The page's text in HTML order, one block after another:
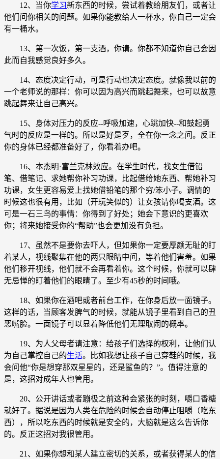
12、当你学习新东西的时候，尝试着教给朋友们，或者让
他们问你相关的问题。如果你能教给人一杯水，你自己一定会
有一桶水。
13、第一次饭，第一支酒，你请。你都不知道你自己会因
此而自我感觉良好多久。
14、态度决定行动，可是行动也决定态度。就像我以前的
一个老师说的那样：你可以因为高兴而跳起舞来，也可以故意
跳起舞来让自己高兴。
15、身体对压力的反应--呼吸加速，心跳加快--和鼓起勇
气时的反应是一样的。所以是好是歹，全在你一念之间。反正
你的身体已经都准备好了，你看着办吧。
16、本杰明·富兰克林效应。在学生时代，找女生借铅
笔、借笔记、求她帮你补习功课，比起借给她东西、帮她补习
功课，女生更容易爱上找她借铅笔的那个穷/笨小子。调情的
时候这也很有用，比如（开玩笑似的）让女孩请你喝支酒。这
可是一石三鸟的事情：你得到了好处；她会下意识的更喜欢
你；将来她接受你的“帮助”也会更加没有负担。
17、虽然不是要你去吓人，但如果你一定要厚颜无耻的盯
着某人，视线聚集在他的两只眼睛中间，等着他们害羞。如果
他们移开视线，他们就不会再看着你。这个时候，你就可以肆
无忌惮的盯着他们的眼睛了。至少有45秒的时间哦。
18、如果你在酒吧或者前台工作，在你身后放一面镜子。
这样的话，当顾客发脾气的时候，就能从镜子里看到自己的丑
恶嘴脸。一面镜子可以显着降低他们无理取闹的概率。
19、为人父母者请注意：给孩子们选择的权利，让他们认
为自己掌控自己的生活。比如我想让孩子自己穿鞋的时候，我
会问他“你是想穿那双星星的，还是鲨鱼的？”。值得注意的
是，这招对成年人也管用。
20、公开讲话或者蹦极之前这种会紧张的时刻，嚼口香糖
就好了。据说是因为人类在危险的时候会自动停止咀嚼（吃东
西），所以吃东西的时候就是安全的，大脑就是这么告诉你
的。反正这招对我很管用。
21、如果你想和某人建立密切的关系，或者获得某人的信